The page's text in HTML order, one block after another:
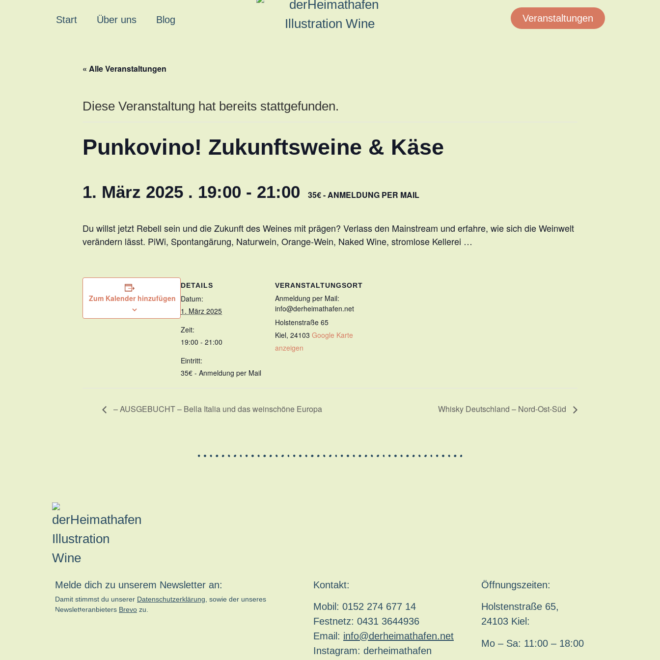
Start Über uns Blog Veranstaltungen
« Alle Veranstaltungen
Diese Veranstaltung hat bereits stattgefunden.
Punkovino! Zukunftsweine & Käse
1. März 2025 . 19:00 - 21:00 35€ - ANMELDUNG PER MAIL
Du willst jetzt Rebell sein und die Zukunft des Weines mit prägen? Verlass den Mainstream und erfahre, wie sich die Weinwelt
verändern lässt. PiWi, Spontangärung, Naturwein, Orange-Wein, Naked Wine, stromlose Kellerei …
Zum Kalender hinzufügen
DETAILS
Datum:
1. März 2025
Zeit:
19:00 - 21:00
Eintritt:
35€ - Anmeldung per Mail
VERANSTALTUNGSORT
Anmeldung per Mail:
info@derheimathafen.net
Holstenstraße 65
Kiel, 24103 Google Karte
anzeigen
– AUSGEBUCHT – Bella Italia und das weinschöne Europa Whisky Deutschland – Nord-Ost-Süd
Melde dich zu unserem Newsletter an:
Damit stimmst du unserer Datenschutzerklärung, sowie der unseres
Newsletteranbieters Brevo zu.
kn-online.de
Kontakt:
Mobil: 0152 274 677 14
Festnetz: 0431 3644936
Email: info@derheimathafen.net
Instagram: derheimathafen
Öffnungszeiten:
Holstenstraße 65,
24103 Kiel:
Mo – Sa: 11:00 – 18:00